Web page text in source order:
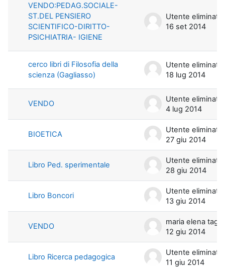
VENDO:PEDAG.SOCIALE-
ST.DEL PENSIERO
SCIENTIFICO-DIRITTO-
PSICHIATRIA- IGIENE
Utente eliminato
16 set 2014
cerco libri di Filosofia della
scienza (Gagliasso)
Utente eliminato
18 lug 2014
VENDO
Utente eliminato
4 lug 2014
BIOETICA
Utente eliminato
27 giu 2014
Libro Ped. sperimentale
Utente eliminato
28 giu 2014
Libro Boncori
Utente eliminato
13 giu 2014
VENDO
12 giu 2014
Libro Ricerca pedagogica
Utente eliminato
11 giu 2014